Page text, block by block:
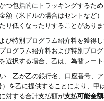
つ包括的にトラッキングするた
額（米ドルの場合はセントなど
り低くなったりすることがあり
び特別プログラム紹介料を獲得
ログラム紹介料および特別プロ
選択する場合、乙は、為替レー
乙が乙の銀行名、口座番号、
）を乙に提供することにより、
対する合計支払額が支払可能金